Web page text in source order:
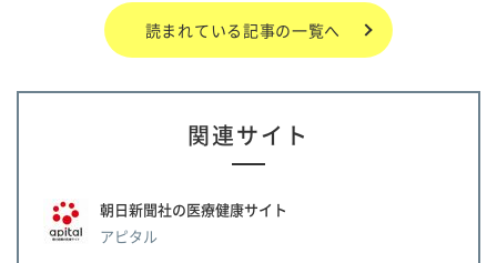
読まれている記事の一覧へ
関連サイト
朝日新聞社の医療健康サイト
アピタル